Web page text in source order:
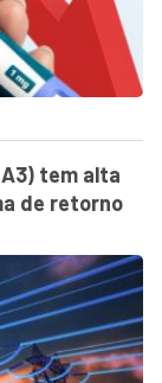
tem alta
de retorno